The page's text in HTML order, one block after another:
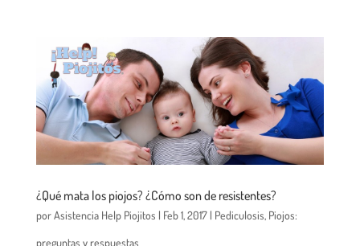
¿Qué mata los piojos? ¿Cómo son de resistentes?
porAsistencia Help Piojitos | Feb 1, 2017| Pediculosis, Piojos:
preguntas y respuestas